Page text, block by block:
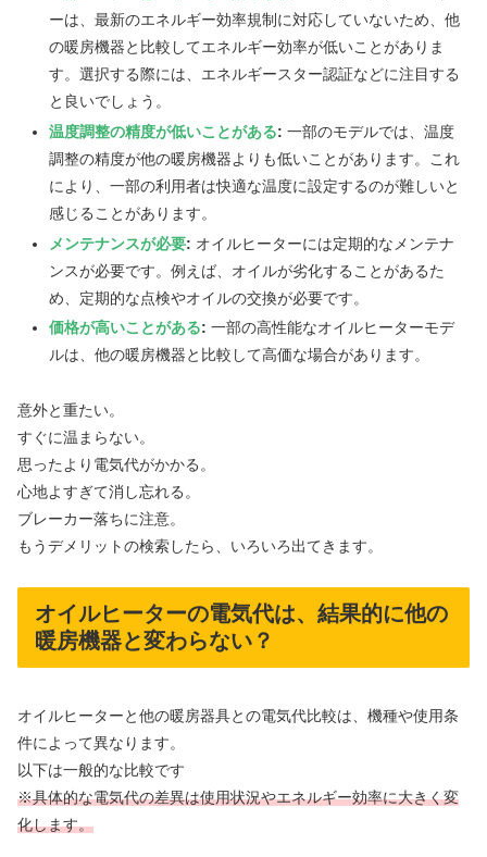
ーは、最新のエネルギー効率規制に対応していないため、他
の暖房機器と比較してエネルギー効率が低いことがありま
す。選択する際には、エネルギースター認証などに注目する
と良いでしょう。
温度調整の精度が低いことがある: 一部のモデルでは、温度
調整の精度が他の暖房機器よりも低いことがあります。これ
により、一部の利用者は快適な温度に設定するのが難しいと
感じることがあります。
メンテナンスが必要: オイルヒーターには定期的なメンテナ
ンスが必要です。例えば、オイルが劣化することがあるた
め、定期的な点検やオイルの交換が必要です。
価格が高いことがある: 一部の高性能なオイルヒーターモデ
ルは、他の暖房機器と比較して高価な場合があります。
意外と重たい。
すぐに温まらない。
思ったより電気代がかかる。
心地よすぎて消し忘れる。
ブレーカー落ちに注意。
もうデメリットの検索したら、いろいろ出てきます。
オイルヒーターの電気代は、結果的に他の
暖房機器と変わらない？
オイルヒーターと他の暖房器具との電気代比較は、機種や使用条
件によって異なります。
以下は一般的な比較です
※具体的な電気代の差異は使用状況やエネルギー効率に大きく変
化します。